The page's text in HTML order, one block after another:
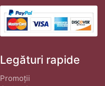
Legături rapide
Promoții